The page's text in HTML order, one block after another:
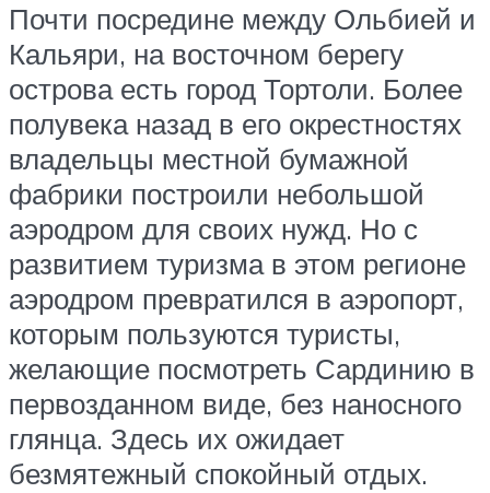
Почти посредине между Ольбией и
Кальяри, на восточном берегу
острова есть город Тортоли. Более
полувека назад в его окрестностях
владельцы местной бумажной
фабрики построили небольшой
аэродром для своих нужд. Но с
развитием туризма в этом регионе
аэродром превратился в аэропорт,
которым пользуются туристы,
желающие посмотреть Сардинию в
первозданном виде, без наносного
глянца. Здесь их ожидает
безмятежный спокойный отдых.